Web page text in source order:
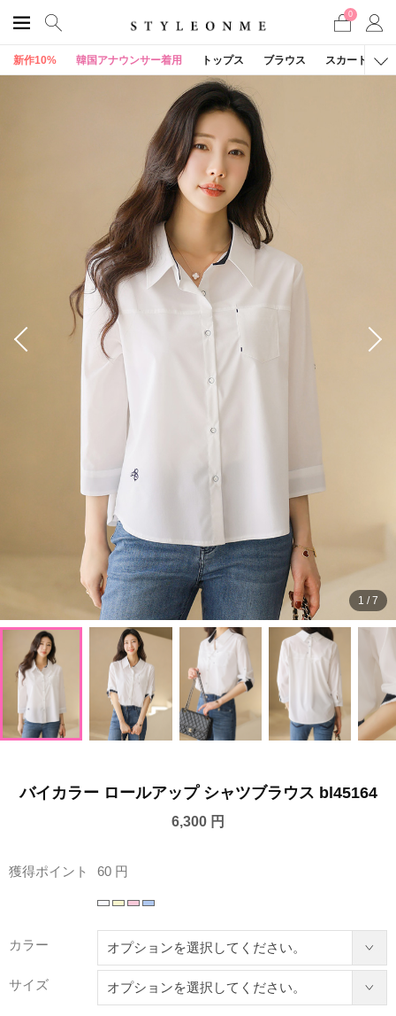
0
新作10% 韓国アナウンサー着用 トップス ブラウス スカート
1 /7
バイカラー ロールアップ シャツブラウス bl45164
6,300 円
獲得ポイント 60 円
カラー
サイズ